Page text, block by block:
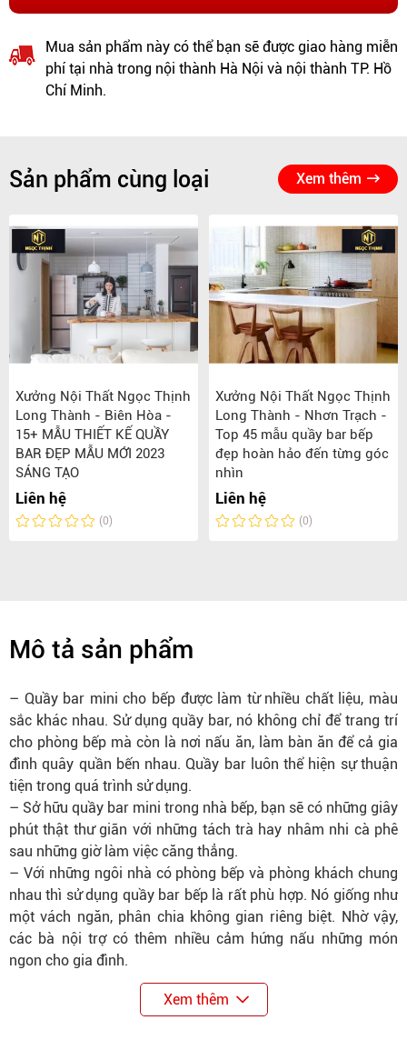
Mua sản phẩm này có thể bạn sẽ được giao hàng miễn
phí tại nhà trong nội thành Hà Nội và nội thành TP. Hồ
Chí Minh.
Sản phẩm cùng loại Xem thêm
Xưởng Nội Thất Ngọc Thịnh
Long Thành - Biên Hòa -
15+ MẪU THIẾT KẾ QUẦY
BAR ĐẸP MẪU MỚI 2023
SÁNG TẠO
Liên hệ
(0)
Xưởng Nội Thất Ngọc Thịnh
Long Thành - Nhơn Trạch -
Top 45 mẫu quầy bar bếp
đẹp hoàn hảo đến từng góc
nhìn
Liên hệ
(0)
Mô tả sản phẩm
– Quầy bar mini cho bếp được làm từ nhiều chất liệu, màu
sắc khác nhau. Sử dụng quầy bar, nó không chỉ để trang trí
cho phòng bếp mà còn là nơi nấu ăn, làm bàn ăn để cả gia
đình quây quần bến nhau. Quầy bar luôn thể hiện sự thuận
tiện trong quá trình sử dụng.
– Sở hữu quầy bar mini trong nhà bếp, bạn sẽ có những giây
phút thật thư giãn với những tách trà hay nhâm nhi cà phê
sau những giờ làm việc căng thẳng.
– Với những ngôi nhà có phòng bếp và phòng khách chung
nhau thì sử dụng quầy bar bếp là rất phù hợp. Nó giống như
một vách ngăn, phân chia không gian riêng biệt. Nhờ vậy,
các bà nội trợ có thêm nhiều cảm hứng nấu những món
ngon cho gia đình.
Xem thêm